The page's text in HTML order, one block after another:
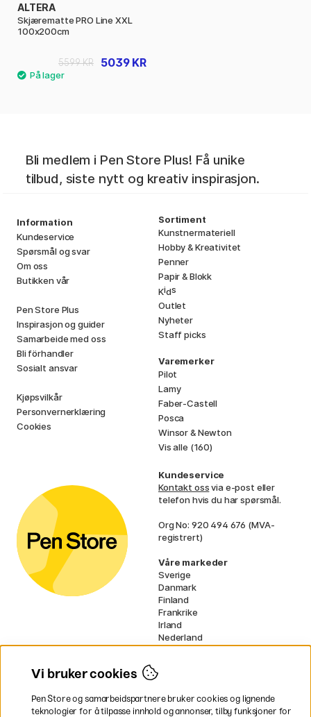
ALTERA
Skjærematte PRO Line XXL
100x200cm
5039 KR
5599 KR
Bli medlem i Pen Store Plus! Få unike
tilbud, siste nytt og kreativ inspirasjon.
Information
Kundeservice
Spørsmål og svar
Om oss
Butikken vår
Pen Store Plus
Inspirasjon og guider
Samarbeide med oss
Bli förhandler
Sosialt ansvar
Kjøpsvilkår
Personvernerklæring
Cookies
Sortiment
Kunstnermateriell
Hobby & Kreativitet
Penner
Papir & Blokk
Kids
Outlet
Nyheter
Staff picks
Varemerker
Pilot
Lamy
Faber-Castell
Posca
Winsor & Newton
Vis alle (160)
Kundeservice
Kontakt ossvia e-post eller
telefon hvis du har spørsmål.
Org No: 920 494 676 (MVA-
registrert)
Våre markeder
Sverige
Danmark
Finland
Frankrike
Irland
Nederland
Tyskland
* Spesifikkefraktvilkårgjelder for
voluminøse varer.
Vi bruker cookies
Pen Store og samarbeidspartnere bruker cookies og lignende
teknologier for å tilpasse innhold og annonser, tilby funksjoner for